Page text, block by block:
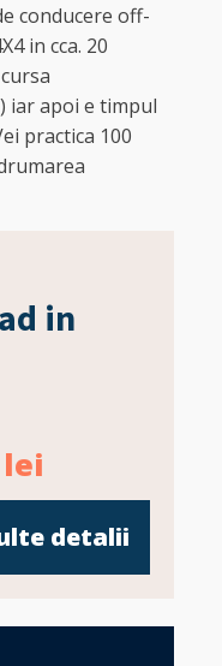
conducere off-
in cca. 20
iar apoi e timpul
practica 100
in
lei
detalii